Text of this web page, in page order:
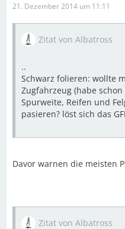
21. Dezember 2014 um 11:11
Zitat von Albatross
..
Schwarz folieren: wollte
Zugfahrzeug (habe
Spurweite, Reifen und
pasieren? löst sich das
Davor warnen die meisten
Zitat von Albatross